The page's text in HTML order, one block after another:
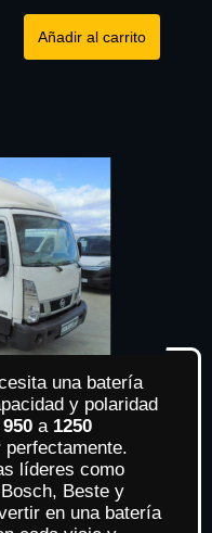
Añadir al carrito
una batería
y polaridad
950 a 1250
líderes como
Beste y
en una batería